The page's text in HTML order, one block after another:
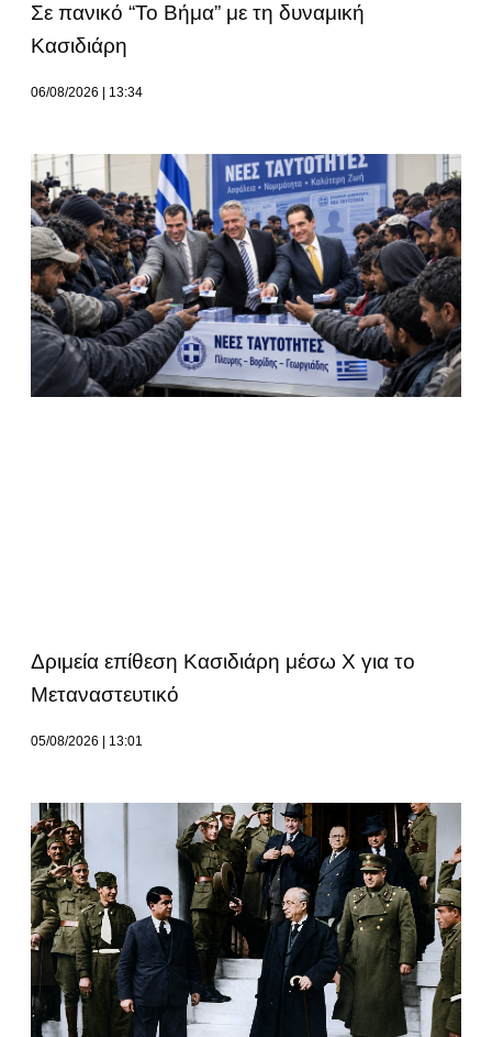
Σε πανικό “Το Βήμα” με τη δυναμική
Κασιδιάρη
06/08/2026 13:34
Δριμεία επίθεση Κασιδιάρη μέσω Χ για το
Μεταναστευτικό
05/08/2026 13:01